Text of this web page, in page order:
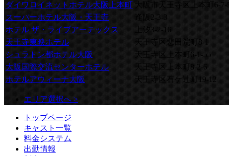
ダイワロイネットホテル大阪上本町 大阪市天王寺区上本町6-7-5
スーパーホテル大阪・天王寺
逢阪2-3-3
ホテル ザ・ライブアーテックス
上汐3-2-16
天王寺東映ホテル
天王寺区悲田院町8-1
シュラトン都ホテル大阪
天王寺区上本町6-1-55
大阪国際交流センターホテル
天王寺区上本町8-2-6
ホテルアウィーナ大阪
天王寺区石ケ辻町19-12
エリア選択へ >
トップページ
キャスト一覧
料金システム
出勤情報